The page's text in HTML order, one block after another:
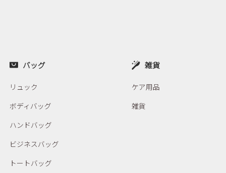
バッグ
リュック
ボディバッグ
ハンドバッグ
ビジネスバッグ
トートバッグ
雑貨
ケア用品
雑貨